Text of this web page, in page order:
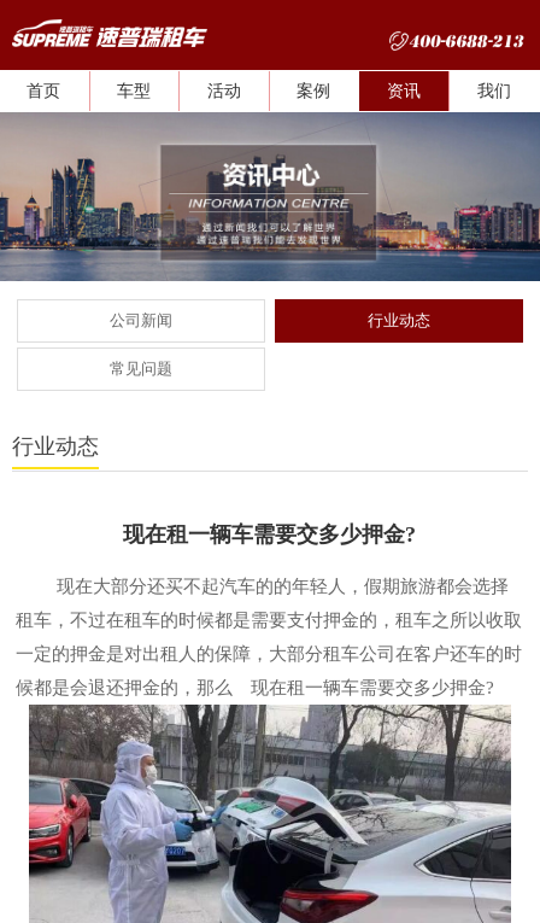
首页 车型 活动 案例 资讯 我们
公司新闻 行业动态
常见问题
行业动态
现在租一辆车需要交多少押金?
现在大部分还买不起汽车的的年轻人，假期旅游都会选择
租车，不过在租车的时候都是需要支付押金的，租车之所以收取
一定的押金是对出租人的保障，大部分租车公司在客户还车的时
候都是会退还押金的，那么 现在租一辆车需要交多少押金?